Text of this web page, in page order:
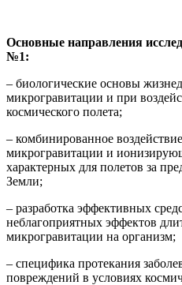
Основные направления
№1:
– биологические основы
микрогравитации и при
космического полета;
– комбинированное
микрогравитации и
характерных для полетов за
Земли;
– разработка эффективных
неблагоприятных эффектов
микрогравитации на организм;
– специфика протекания
повреждений в условиях